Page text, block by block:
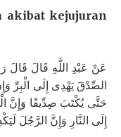
akibat kejujuran
عَنْ عَبْدِ اللَّهِ قَالَ قَالَ
الصِّدْقَ يَهْدِى إِلَى الْبِرِّ
حَتَّى يُكْتَبَ صِدِّيقًا وَإِنَّ
إِلَى النَّارِ وَإِنَّ الرَّجُلَ